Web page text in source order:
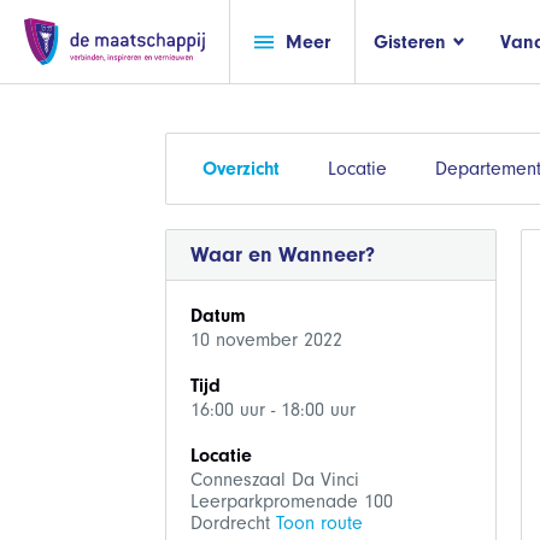
Meer Gisteren
Overzicht Locatie
Waar en Wanneer?
Datum
10 november 2022
Tijd
16:00 uur - 18:00 uur
Locatie
Conneszaal Da Vinci
Leerparkpromenade 100
Dordrecht Toon route